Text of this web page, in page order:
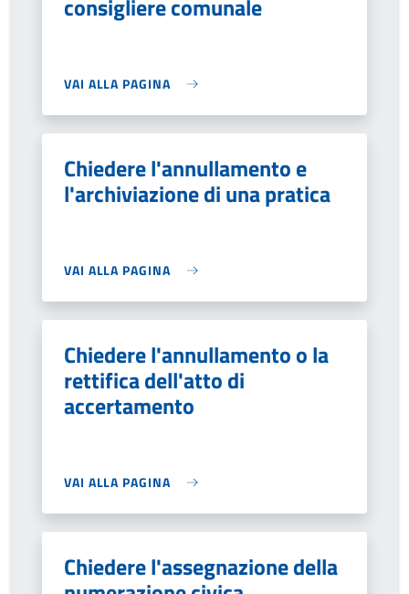
consigliere comunale
VAI ALLA PAGINA
Chiedere l'annullamento e
l'archiviazione di una pratica
VAI ALLA PAGINA
Chiedere l'annullamento o la
rettifica dell'atto di
accertamento
VAI ALLA PAGINA
Chiedere l'assegnazione della